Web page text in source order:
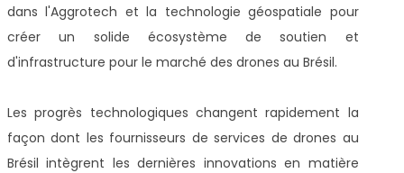
dans l'Aggrotech et la technologie géospatiale pour
créer un solide écosystème de soutien et
d'infrastructure pour le marché des drones au Brésil.
Les progrès technologiques changent rapidement la
façon dont les fournisseurs de services de drones au
Brésil intègrent les dernières innovations en matière